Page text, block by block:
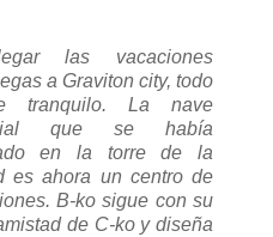
las vacaciones
a Graviton city, todo
tranquilo. La nave
que se había
en la torre de la
es ahora un centro de
B-ko sigue con su
de C-ko y diseña